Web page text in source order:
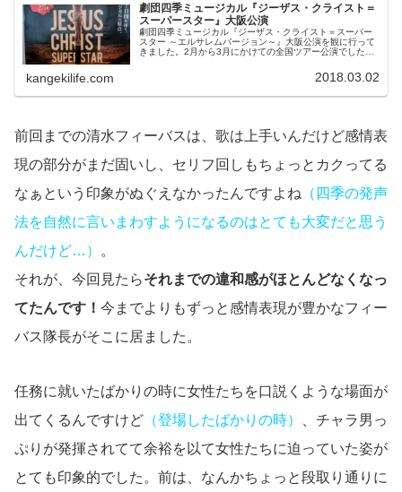
劇団四季ミュージカル『ジーザス・クライスト＝
スーパースター』大阪公演
劇団四季ミュージカル『ジーザス・クライスト＝スーパー
スター ～エルサレムバージョン～』大阪公演を観に行って
きました。2月から3月にかけての全国ツアー公演でした
kangekilife.com 2018.03.02
前回までの清水フィーバスは、歌は上手いんだけど感情表
現の部分がまだ固いし、セリフ回しもちょっとカクってる
なぁという印象がぬぐえなかったんですよね （四季の発声
法を自然に言いまわすようになるのはとても大変だと思う
んだけど…）
。
それが、今回見たらそれまでの違和感がほとんどなくなっ
てたんです！ 今までよりもずっと感情表現が豊かなフィー
バス隊長がそこに居ました。
任務に就いたばかりの時に女性たちを口説くような場面が
出てくるんですけど （登場したばかりの時）
、チャラ男っ
ぷりが発揮されてて余裕を以て女性たちに迫っていた姿が
とても印象的でした。前は、なんかちょっと段取り通りに